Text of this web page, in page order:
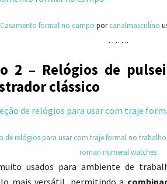
Casamento formal no campo porcanalmasculino
…….
2 – Relógios de
clássico
de relógios para usar com traje formal no trabalho
roman numeral watches
usados para ambiente de